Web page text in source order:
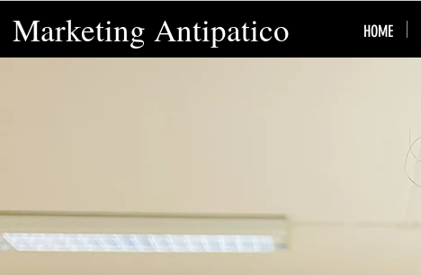
Marketing Antipatico HOME